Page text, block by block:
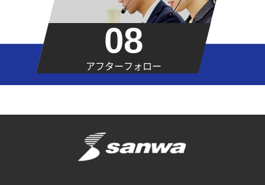
08
アフターフォロー